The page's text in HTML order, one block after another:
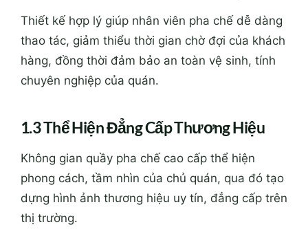
Thiết kế hợp lý giúp nhân viên pha chế dễ dàng
thao tác, giảm thiểu thời gian chờ đợi của khách
hàng, đồng thời đảm bảo an toàn vệ sinh, tính
chuyên nghiệp của quán.
1.3 Thể Hiện Đẳng Cấp Thương Hiệu
Không gian quầy pha chế cao cấp thể hiện
phong cách, tầm nhìn của chủ quán, qua đó tạo
dựng hình ảnh thương hiệu uy tín, đẳng cấp trên
thị trường.